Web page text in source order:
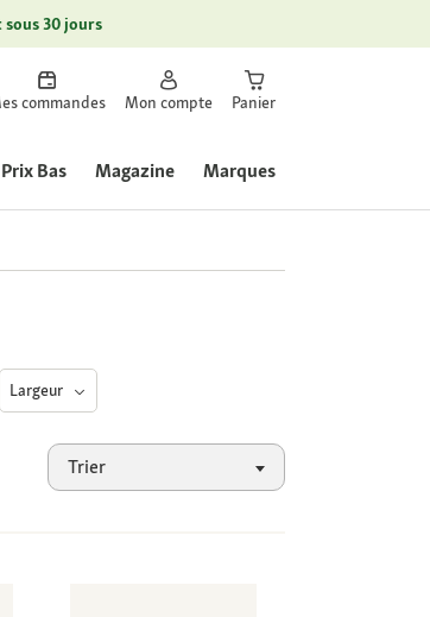
30 jours
commandes Mon compte Panier
Prix Bas Magazine Marques
Largeur
Trier